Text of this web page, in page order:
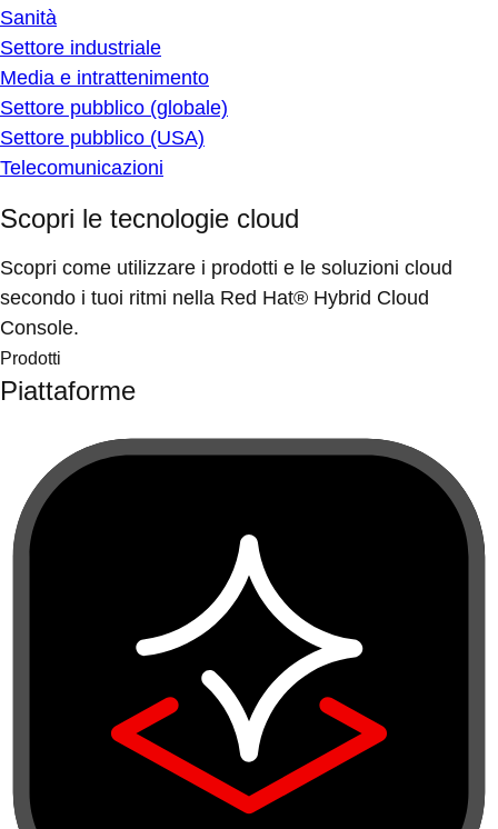
Sanità
Settore industriale
Media e intrattenimento
Settore pubblico (globale)
Settore pubblico (USA)
Telecomunicazioni
Scopri le tecnologie cloud
Scopri come utilizzare i prodotti e le soluzioni cloud
secondo i tuoi ritmi nella Red Hat® Hybrid Cloud
Console.
Prodotti
Piattaforme